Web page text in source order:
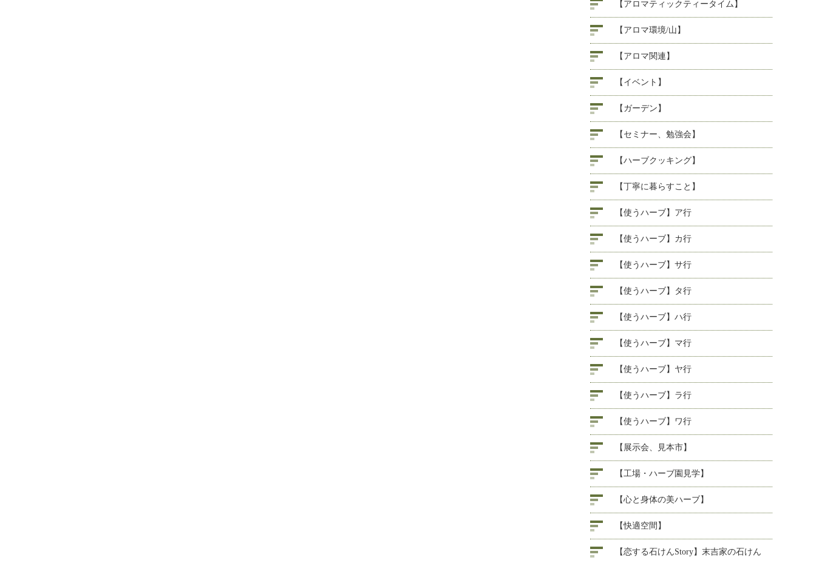
【アロマティックティータイム】
【アロマ環境/山】
【アロマ関連】
【イベント】
【ガーデン】
【セミナー、勉強会】
【ハーブクッキング】
【丁寧に暮らすこと】
【使うハーブ】ア行
【使うハーブ】カ行
【使うハーブ】サ行
【使うハーブ】タ行
【使うハーブ】ハ行
【使うハーブ】マ行
【使うハーブ】ヤ行
【使うハーブ】ラ行
【使うハーブ】ワ行
【展示会、見本市】
【工場・ハーブ園見学】
【心と身体の美ハーブ】
【快適空間】
【恋する石けんStory】末吉家の石けん